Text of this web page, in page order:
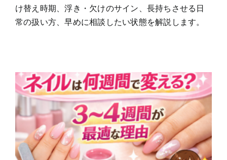
け替え時期、浮き・欠けのサイン、長持ちさせる日
常の扱い方、早めに相談したい状態を解説します。